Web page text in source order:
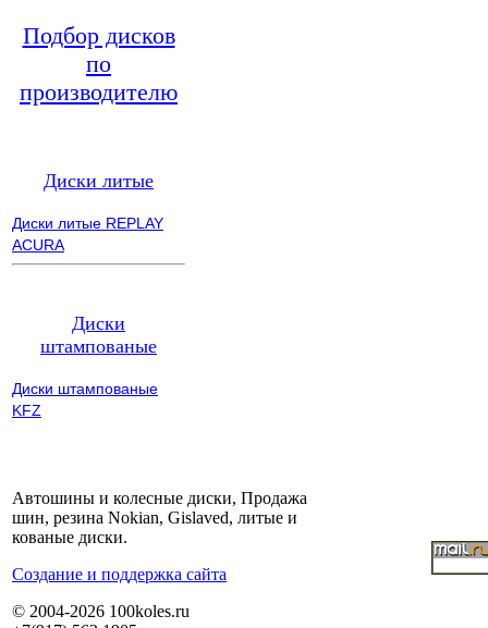
Подбор дисков
по
производителю
Диски литые
Диски литые REPLAY
ACURA
Диски
штампованые
Диски штампованые
KFZ
Автошины и колесные диски, Продажа
шин, резина Nokian, Gislaved, литые и
кованые диски.
Cоздание и поддержка сайта
© 2004-2026 100koles.ru